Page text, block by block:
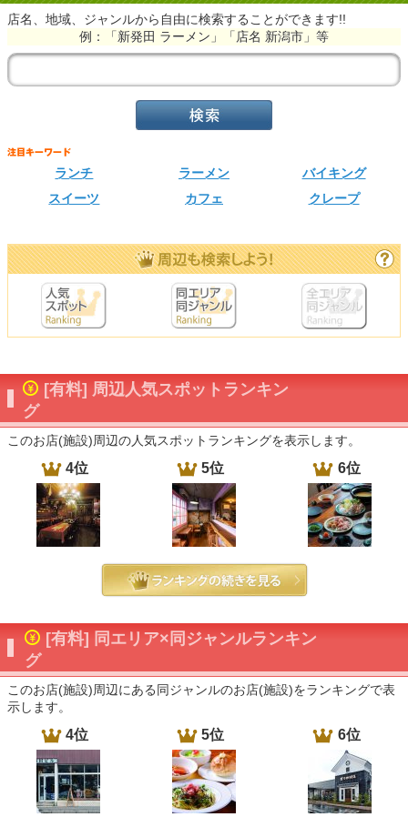
店名、地域、ジャンルから自由に検索することができます!!
例：「新発田 ラーメン」「店名 新潟市」等
ランチ ラーメン
バイキング
スイーツ
カフェ クレープ
[有料] 周辺人気スポットランキン
グ
このお店(施設)周辺の人気スポットランキングを表示します。
4位 5位 6位
[有料] 同エリア×同ジャンルランキン
グ
このお店(施設)周辺にある同ジャンルのお店(施設)をランキングで表
示します。
4位 5位 6位